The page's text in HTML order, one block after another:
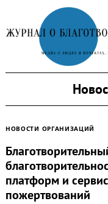
to
content
НОВОСТИ ОРГАНИЗАЦИЙ
платформ и
пожертвований